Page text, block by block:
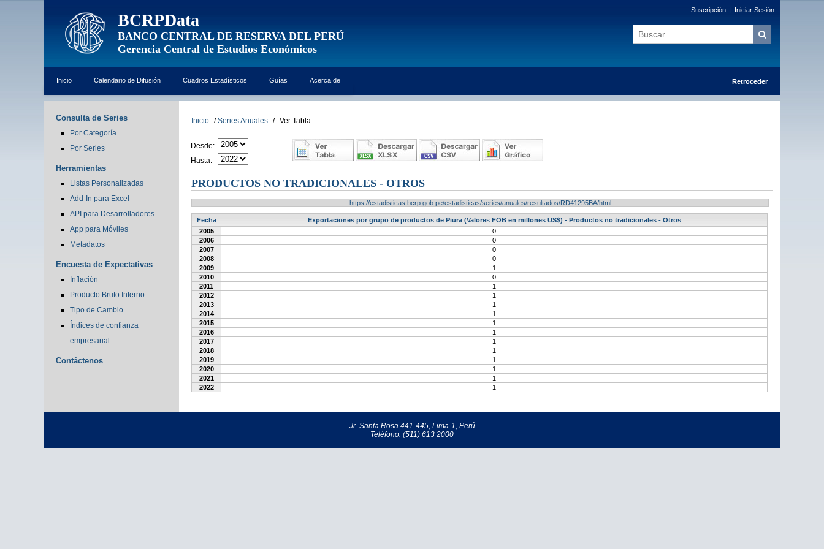
BCRPData
BANCO CENTRAL DE RESERVA DEL PERÚ
Gerencia Central de Estudios Económicos
Suscripción | Iniciar Sesión
Inicio Calendario de Difusión Cuadros Estadísticos Guías Acerca de Retroceder
Consulta de Series
Por Categoría
Por Series
Herramientas
Listas Personalizadas
Add-In para Excel
API para Desarrolladores
App para Móviles
Metadatos
Encuesta de Expectativas
Inflación
Producto Bruto Interno
Tipo de Cambio
Índices de confianza
empresarial
Contáctenos
Inicio / Series Anuales / Ver Tabla
Desde:
Hasta:
PRODUCTOS NO TRADICIONALES - OTROS
https://estadisticas.bcrp.gob.pe/estadisticas/series/anuales/resultados/RD41295BA/html
Fecha
Exportaciones por grupo de productos de Piura (Valores FOB en millones US$) - Productos no tradicionales - Otros
2005
0
2006
0
2007
0
2008
0
2009
1
2010
0
2011
1
2012
1
2013
1
2014
1
2015
1
2016
1
2017
1
2018
1
2019
1
2020
1
2021
1
2022
1
Jr. Santa Rosa 441-445, Lima-1, Perú
Teléfono: (511) 613 2000